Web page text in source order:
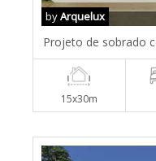
byArquelux
Projeto de sobrado
15x30m